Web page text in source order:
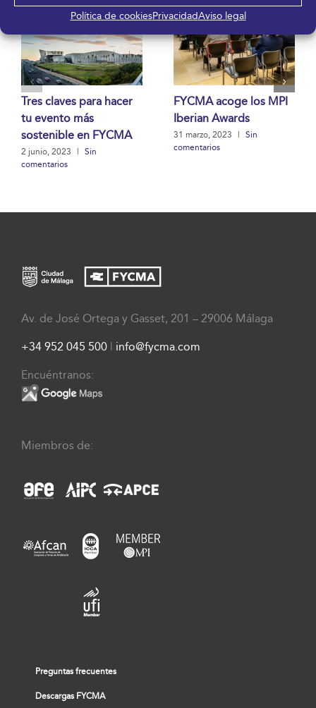
Política de cookiesPrivacidadAviso legal
Tres claves para hacer
tu evento más
sostenible en FYCMA
2 junio, 2023
Sin
comentarios
FYCMA acoge los MPI
Iberian Awards
31 marzo, 2023
Sin
comentarios
Av. de José Ortega y Gasset, 201 – 29006 Málaga
+34 952 045 500 | info@fycma.com
Encuéntranos:
Miembros de:
Preguntas frecuentes
Descargas FYCMA